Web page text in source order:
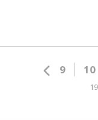
9 10